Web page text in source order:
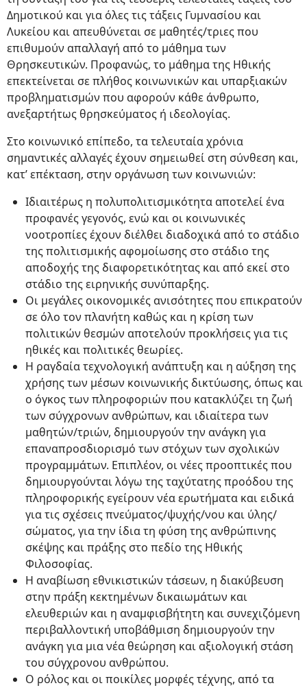
Δημοτικού και για όλες τις τάξεις Γυμνασίου και
Λυκείου και απευθύνεται σε μαθητές/τριες που
επιθυμούν απαλλαγή από το μάθημα των
Θρησκευτικών. Προφανώς, το μάθημα της Ηθικής
επεκτείνεται σε πλήθος κοινωνικών και υπαρξιακών
προβληματισμών που αφορούν κάθε άνθρωπο,
ανεξαρτήτως θρησκεύματος ή ιδεολογίας.
Στο κοινωνικό επίπεδο, τα τελευταία χρόνια
σημαντικές αλλαγές έχουν σημειωθεί στη σύνθεση και,
κατ’ επέκταση, στην οργάνωση των κοινωνιών:
Ιδιαιτέρως η πολυπολιτισμικότητα αποτελεί ένα
προφανές γεγονός, ενώ και οι κοινωνικές
νοοτροπίες έχουν διέλθει διαδοχικά από το στάδιο
της πολιτισμικής αφομοίωσης στο στάδιο της
αποδοχής της διαφορετικότητας και από εκεί στο
στάδιο της ειρηνικής συνύπαρξης.
Οι μεγάλες οικονομικές ανισότητες που επικρατούν
σε όλο τον πλανήτη καθώς και η κρίση των
πολιτικών θεσμών αποτελούν προκλήσεις για τις
ηθικές και πολιτικές θεωρίες.
Η ραγδαία τεχνολογική ανάπτυξη και η αύξηση της
χρήσης των μέσων κοινωνικής δικτύωσης, όπως και
ο όγκος των πληροφοριών που κατακλύζει τη ζωή
των σύγχρονων ανθρώπων, και ιδιαίτερα των
μαθητών/τριών, δημιουργούν την ανάγκη για
επαναπροσδιορισμό των στόχων των σχολικών
προγραμμάτων. Επιπλέον, οι νέες προοπτικές που
δημιουργούνται λόγω της ταχύτατης προόδου της
πληροφορικής εγείρουν νέα ερωτήματα και ειδικά
για τις σχέσεις πνεύματος/ψυχής/νου και ύλης/
σώματος, για την ίδια τη φύση της ανθρώπινης
σκέψης και πράξης στο πεδίο της Ηθικής
Φιλοσοφίας.
Η αναβίωση εθνικιστικών τάσεων, η διακύβευση
στην πράξη κεκτημένων δικαιωμάτων και
ελευθεριών και η αναμφισβήτητη και συνεχιζόμενη
περιβαλλοντική υποβάθμιση δημιουργούν την
ανάγκη για μια νέα θεώρηση και αξιολογική στάση
του σύγχρονου ανθρώπου.
Ο ρόλος και οι ποικίλες μορφές τέχνης, από τα